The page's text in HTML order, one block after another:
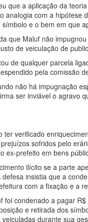
que a aplicação da
analogia com a hipótese
e o bem em que
que Maluf não
de veiculação de
de qualquer parcela
pela comissão
não há impugnação
ser inviável o agravo
ter verificado
sofridos pelo
ex-prefeito em bens
ilícito se a parte
defesa insistia que a
com a fixação e a
foi condenado a pagar
e retirada dos
durante sua